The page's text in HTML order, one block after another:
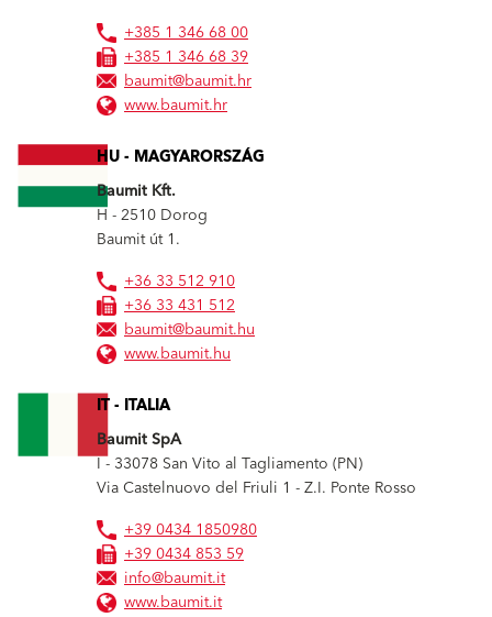
+385 1 346 68 00
+385 1 346 68 39
baumit@baumit.hr
www.baumit.hr
HU - MAGYARORSZÁG
Baumit Kft.
H - 2510 Dorog
Baumit út 1.
+36 33 512 910
+36 33 431 512
baumit@baumit.hu
www.baumit.hu
IT - ITALIA
Baumit SpA
I - 33078 San Vito al Tagliamento (PN)
Via Castelnuovo del Friuli 1 - Z.I. Ponte Rosso
+39 0434 1850980
+39 0434 853 59
info@baumit.it
www.baumit.it